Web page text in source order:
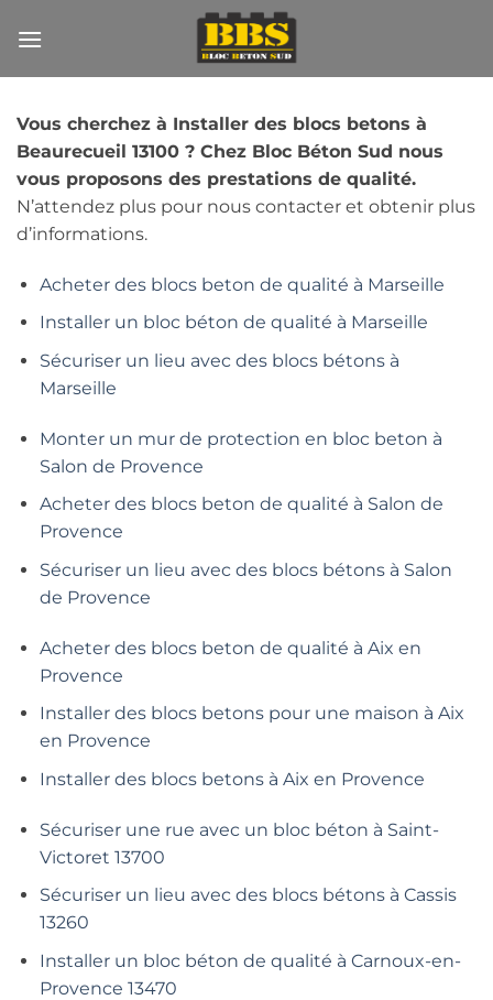
au
Vous cherchez à Installer des blocs betons à
Beaurecueil 13100 ? Chez Bloc Béton Sud nous
vous proposons des prestations de qualité.
N’attendez plus pour nous contacter et obtenir plus
d’informations.
Acheter des blocs beton de qualité à Marseille
Installer un bloc béton de qualité à Marseille
Sécuriser un lieu avec des blocs bétons à
Marseille
Monter un mur de protection en bloc beton à
Salon de Provence
Acheter des blocs beton de qualité à Salon de
Provence
Sécuriser un lieu avec des blocs bétons à Salon
de Provence
Acheter des blocs beton de qualité à Aix en
Provence
Installer des blocs betons pour une maison à Aix
en Provence
Installer des blocs betons à Aix en Provence
Sécuriser une rue avec un bloc béton à Saint-
Victoret 13700
Sécuriser un lieu avec des blocs bétons à Cassis
13260
Installer un bloc béton de qualité à Carnoux-en-
Provence 13470